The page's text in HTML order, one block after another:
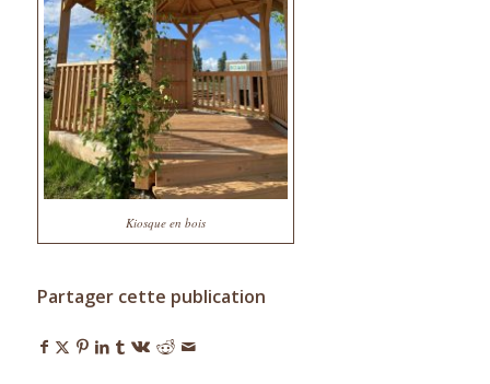
Kiosque en bois
Partager cette publication